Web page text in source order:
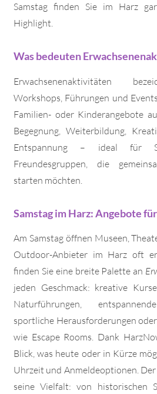
Samstag finden Sie im Harz
Highlight.
Was bedeuten
Erwachsenenaktivitäten
Workshops, Führungen und
Familien- oder Kinderangebote
Begegnung, Weiterbildung,
Entspannung – ideal für
Freundesgruppen, die
starten möchten.
Samstag im Harz: Angebote
Am Samstag öffnen Museen,
Outdoor-Anbieter im Harz oft
finden Sie eine breite Palette an
jeden Geschmack: kreative
Naturführungen,
sportliche Herausforderungen
wie Escape Rooms. Dank
Blick, was heute oder in Kürze
Uhrzeit und Anmeldeoptionen. Der
seine Vielfalt: von historischen